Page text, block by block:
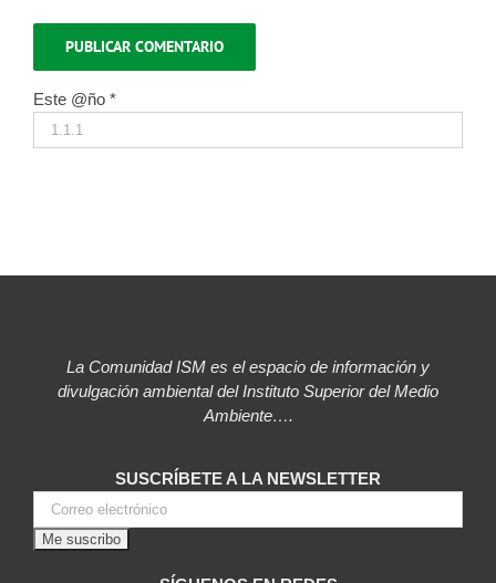
Este @ño *
La Comunidad ISM es el espacio de información y
divulgación ambiental del Instituto Superior del Medio
Ambiente….
SUSCRÍBETE A LA NEWSLETTER